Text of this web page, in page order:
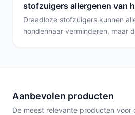
meerwaarde.
stofzuigers allergenen van
Draadloze stofzuigers kunnen
hondenhaar verminderen, maar
intensief allergiebeheer.
Aanbevolen producten
De meest relevante producten voor